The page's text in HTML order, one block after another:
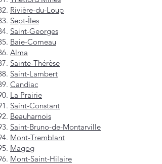
Rivière-du-Loup
Sept-Îles
Saint-Georges
Baie-Comeau
Alma
Sainte-Thérèse
Saint-Lambert
Candiac
La Prairie
Saint-Constant
Beauharnois
Saint-Bruno-de-Montarville
Mont-Tremblant
Magog
Mont-Saint-Hilaire